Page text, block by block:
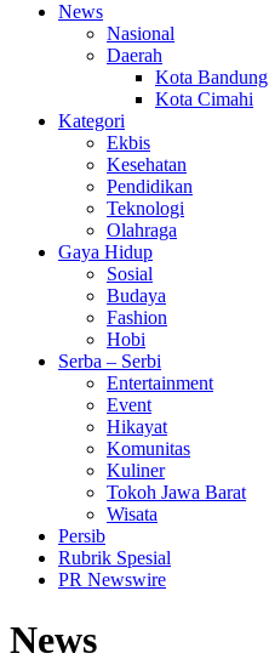
News
Nasional
Daerah
Kota Bandung
Kota Cimahi
Kategori
Ekbis
Kesehatan
Pendidikan
Teknologi
Olahraga
Gaya Hidup
Sosial
Budaya
Fashion
Hobi
Serba – Serbi
Entertainment
Event
Hikayat
Komunitas
Kuliner
Tokoh Jawa Barat
Wisata
Persib
Rubrik Spesial
PR Newswire
News